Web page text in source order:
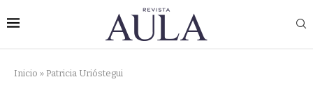
Inicio » Patricia Urióstegui